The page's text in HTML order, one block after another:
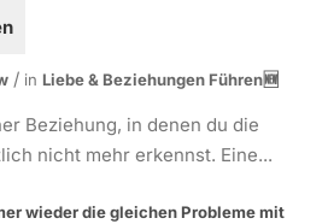
in Liebe & Beziehungen Führen🆕
Beziehung, in denen du die
nicht mehr erkennst. Eine...
wieder die gleichen Probleme mit